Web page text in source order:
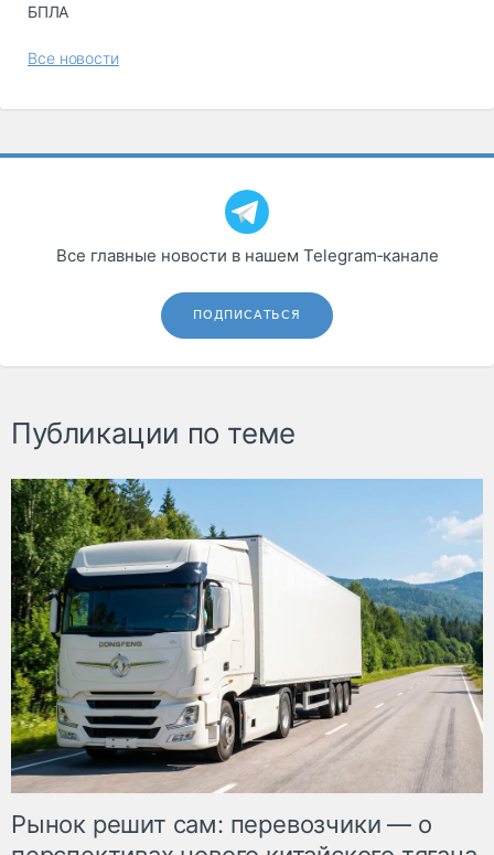
БПЛА
Все новости
Все главные новости в нашем Telegram‑канале
ПОДПИСАТЬСЯ
Публикации по теме
Рынок решит сам: перевозчики — о